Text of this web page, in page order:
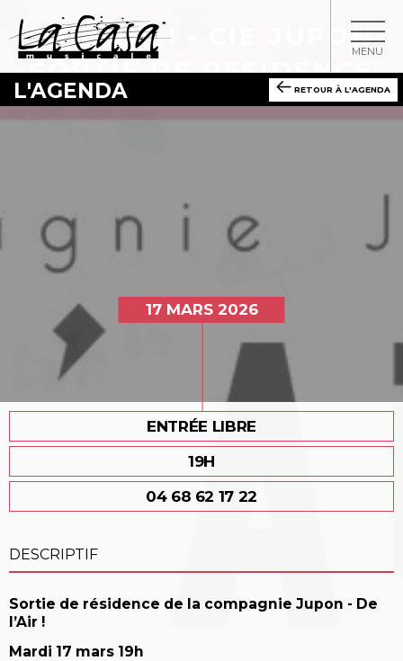
MENU
L'AGENDA RETOUR À L'AGENDA
DE L'AIR ! - CIE JUPON
SORTIE DE RESIDENCE
17 MARS 2026
ENTRÉE LIBRE
19H
04 68 62 17 22
DESCRIPTIF
Sortie de résidence de la compagnie Jupon - De
l’Air !
Mardi 17 mars 19h